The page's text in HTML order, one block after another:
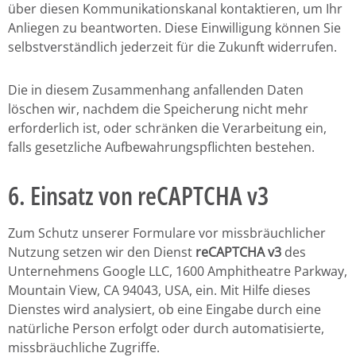
über diesen Kommunikationskanal kontaktieren, um Ihr
Anliegen zu beantworten. Diese Einwilligung können Sie
selbstverständlich jederzeit für die Zukunft widerrufen.
Die in diesem Zusammenhang anfallenden Daten
löschen wir, nachdem die Speicherung nicht mehr
erforderlich ist, oder schränken die Verarbeitung ein,
falls gesetzliche Aufbewahrungspflichten bestehen.
6. Einsatz von reCAPTCHA v3
Zum Schutz unserer Formulare vor missbräuchlicher
Nutzung setzen wir den Dienst reCAPTCHA v3 des
Unternehmens Google LLC, 1600 Amphitheatre Parkway,
Mountain View, CA 94043, USA, ein. Mit Hilfe dieses
Dienstes wird analysiert, ob eine Eingabe durch eine
natürliche Person erfolgt oder durch automatisierte,
missbräuchliche Zugriffe.